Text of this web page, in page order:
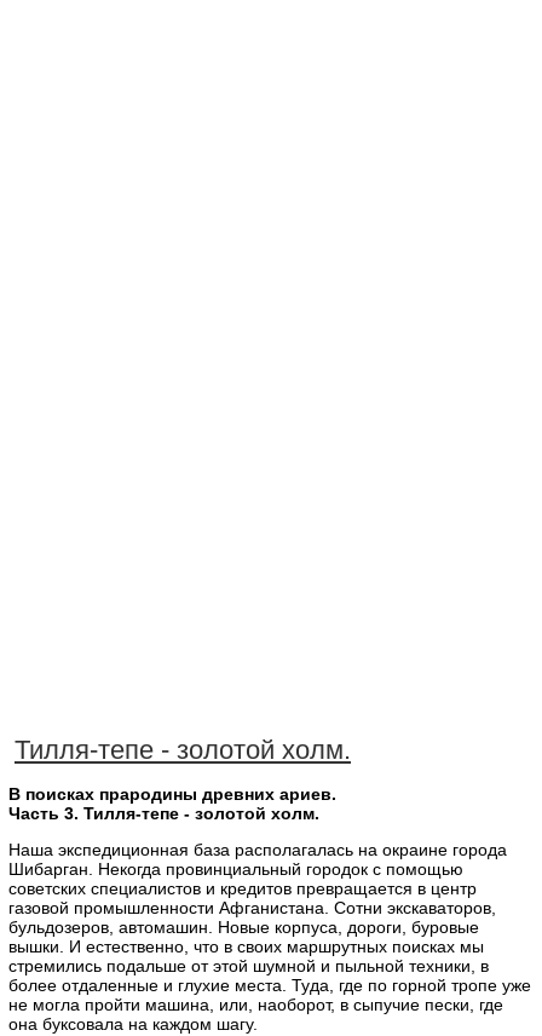
Тилля-тепе - золотой холм.
В поисках прародины древних ариев.
Часть 3. Тилля-тепе - золотой холм.
Наша экспедиционная база располагалась на окраине города
Шибарган. Некогда провинциальный городок с помощью
советских специалистов и кредитов превращается в центр
газовой промышленности Афганистана. Сотни экскаваторов,
бульдозеров, автомашин. Новые корпуса, дороги, буровые
вышки. И естественно, что в своих маршрутных поисках мы
стремились подальше от этой шумной и пыльной техники, в
более отдаленные и глухие места. Туда, где по горной тропе уже
не могла пройти машина, или, наоборот, в сыпучие пески, где
она буксовала на каждом шагу.